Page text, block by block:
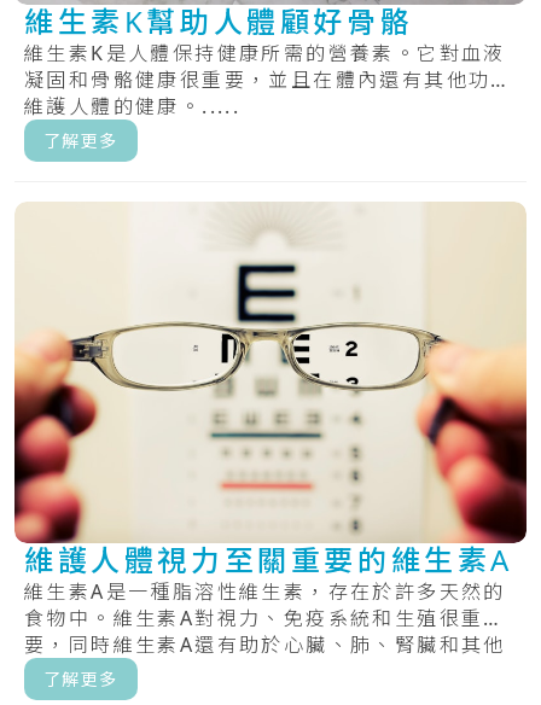
維生素K幫助人體顧好骨骼
維生素K是人體保持健康所需的營養素。它對血液
凝固和骨骼健康很重要，並且在體內還有其他功能
維護人體的健康。.....
了解更多
維護人體視力至關重要的維生素A
維生素A是一種脂溶性維生素，存在於許多天然的
食物中。維生素A對視力、免疫系統和生殖很重
要，同時維生素A還有助於心臟、肺、腎臟和其他
器官正.....
了解更多